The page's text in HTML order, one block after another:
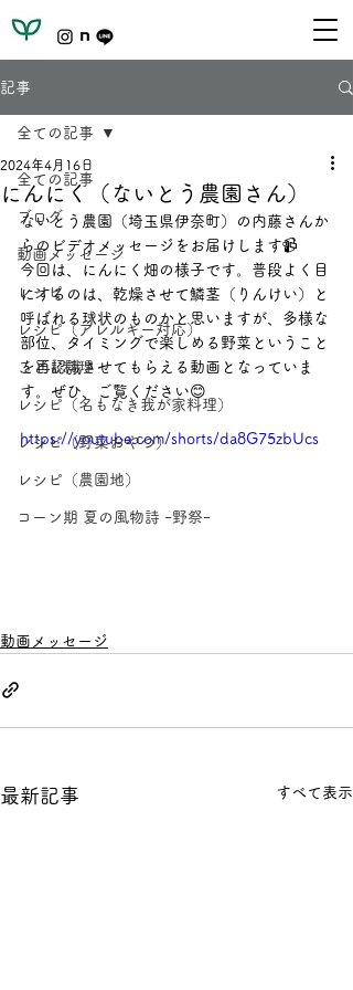
記事
全ての記事
ブログ
動画メッセージ
レシピ
レシピ（アレルギー対応）
こども料理
レシピ（名もなき我が家料理）
レシピ（野菜おやつ）
レシピ（農園地）
コーン期 夏の風物詩 ｰ野祭ｰ
全ての記事
にんにく（ないとう農園さん）
2024年4月16日
ないとう農園（埼玉県伊奈町）の内藤さんか
らのビデオメッセージをお届けします📹
今回は、にんにく畑の様子です。普段よく目
にするのは、乾燥させて鱗茎（りんけい）と
呼ばれる球状のものかと思いますが、多様な
部位、タイミングで楽しめる野菜ということ
を再認識させてもらえる動画となっていま
す。ぜひ、ご覧ください😊
https://youtube.com/shorts/da8G75zbUcs
動画メッセージ
最新記事 すべて表示